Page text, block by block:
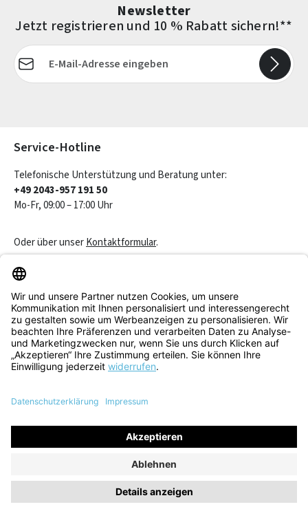
Newsletter
Jetzt registrieren und 10 % Rabatt sichern!**
E-Mail-Adresse*
Service-Hotline
Telefonische Unterstützung und Beratung unter:
+49 2043-957 191 50
Mo-Fr, 09:00 – 17:00 Uhr
Oder über unserKontaktformular.
Service & Beratung
Informationen
© 2026 Think! Store
Alle Preise inkl. gesetzl. Mehrwertsteuer zzgl.
ggf. Nachnahmegebühren, wenn nicht anders angegeben.